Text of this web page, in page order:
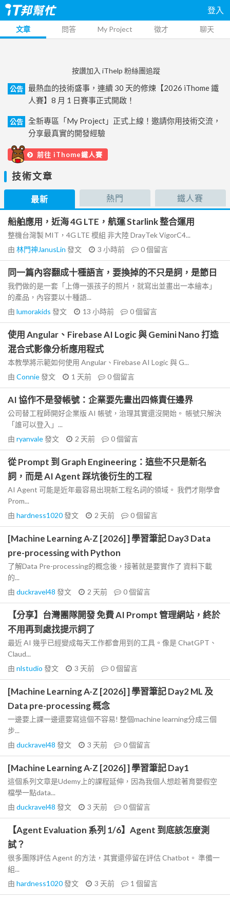
登入
文章 問答 My Project 徵才 聊天
按讚加入 iThelp 粉絲團追蹤
公告
最熱血的技術盛事，連續 30 天的修煉【2026 iThome 鐵
人賽】8 月 1 日賽事正式開啟！
公告
全新專區「My Project」正式上線！邀請你用技術交流，
分享最真實的開發經驗
前往 iThome鐵人賽
技術文章
最新 熱門 鐵人賽
船舶應用，近海 4G LTE，航運 Starlink 整合運用
整機台灣製 MIT，4G LTE 模組 非大陸 DrayTek VigorC4...
由 林門神JanusLin 發文 3 小時前 0個留言
同一篇內容翻成十種語言，要換掉的不只是詞，是節日
我們做的是一套「上傳一張孩子的照片，就寫出並畫出一本繪本」
的產品，內容要以十種語...
由 lumorakids 發文 13 小時前 0個留言
使用 Angular、Firebase AI Logic 與 Gemini Nano 打造
混合式影像分析應用程式
本教學將示範如何使用 Angular、Firebase AI Logic 與 G...
由 Connie發文 1 天前 0個留言
AI 協作不是發帳號：企業要先畫出四條責任邊界
公司替工程師開好企業版 AI 帳號，治理其實還沒開始。 帳號只解決
「誰可以登入」...
由 ryanvale發文 2 天前 0個留言
從 Prompt 到 Graph Engineering：這些不只是新名
詞，而是 AI Agent 踩坑後衍生的工程
AI Agent 可能是近年最容易出現新工程名詞的領域。 我們才剛學會
Prom...
由 hardness1020發文 2 天前 0個留言
[Machine Learning A-Z [2026] ] 學習筆記 Day3 Data
pre-processing with Python
了解Data Pre-processing的概念後，接著就是要實作了 資料下載
的...
由 duckravel48 發文 2 天前 0個留言
【分享】台灣團隊開發 免費 AI Prompt 管理網站，終於
不用再到處找提示詞了
最近 AI 幾乎已經變成每天工作都會用到的工具。像是 ChatGPT、
Claud...
由 nlstudio 發文 3 天前 0個留言
[Machine Learning A-Z [2026] ] 學習筆記 Day2 ML 及
Data pre-processing 概念
一邊要上課一邊還要寫這個不容易! 整個machine learning分成三個
步...
由 duckravel48 發文 3 天前 0個留言
[Machine Learning A-Z [2026] ] 學習筆記 Day1
這個系列文章是Udemy上的課程延伸，因為我個人想趁著育嬰假空
檔學一點data...
由 duckravel48 發文 3 天前 0個留言
【Agent Evaluation 系列 1/6】Agent 到底該怎麼測
試？
很多團隊評估 Agent 的方法，其實還停留在評估 Chatbot。 準備一
組...
由 hardness1020發文 3 天前 1 個留言